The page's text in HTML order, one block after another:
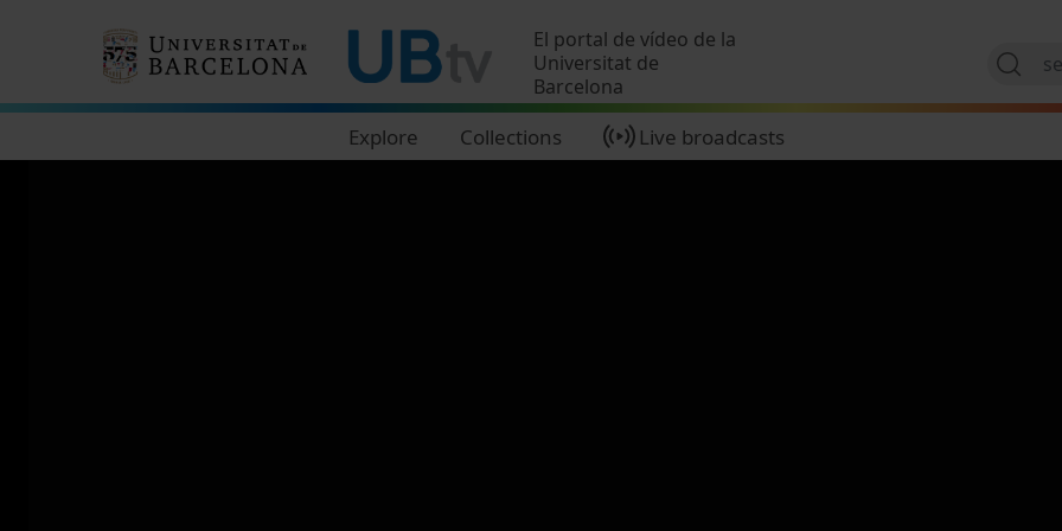
El portal de vídeo de la
Universitat de
Barcelona
Explore Collections Live broadcasts